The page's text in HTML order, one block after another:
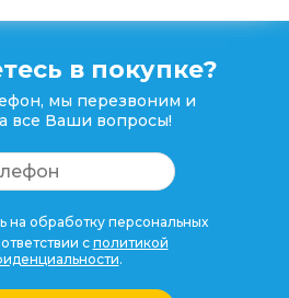
в покупке?
мы перезвоним и
все Ваши вопросы!
на обработку персональных
сполитикой
.